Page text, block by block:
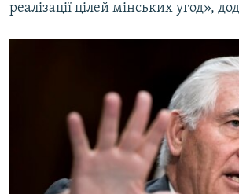
реалізації цілей мінських угод»,